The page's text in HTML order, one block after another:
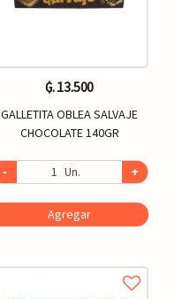
₲. 13.500
GALLETITA OBLEA SALVAJE
CHOCOLATE 140GR
- Un. +
Agregar